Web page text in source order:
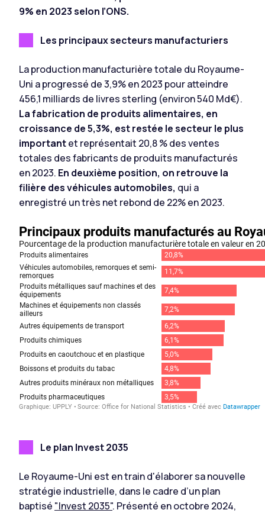
9% en 2023 selon l’ONS.
Les principaux secteurs manufacturiers
La production manufacturière totale du Royaume-
Uni a progressé de 3,9% en 2023 pour atteindre
456,1 milliards de livres sterling (environ 540 Md€).
La fabrication de produits alimentaires, en
croissance de 5,3%, est restée le secteur le plus
importantet représentait 20,8 % des ventes
totales des fabricants de produits manufacturés
en 2023. En deuxième position, on retrouve la
filière des véhicules automobiles, qui a
enregistré un très net rebond de 22% en 2023.
Le plan Invest 2035
Le Royaume-Uni est en train d'élaborer sa nouvelle
stratégie industrielle, dans le cadre d’un plan
baptisé "Invest 2035". Présenté en octobre 2024,